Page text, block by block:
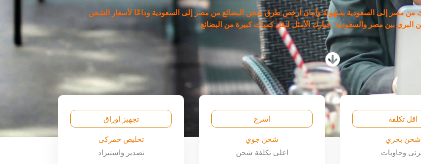
مصر إلى السعودية بسهولة وأمان ارخص طرق شحن البضائع من مصر إلى السعودية وداعًا لأسعار الشحن
البري بين مصر والسعودية: خيارك الأمثل لنقل كميات كبيرة من البضائع
اقل تكلفة
شحن بحري
وحاويات
اسرع
شحن جوي
اعلى تكلفة شحن
تجهيز اوراق
تخليص جمركى
تصدير واستيراد